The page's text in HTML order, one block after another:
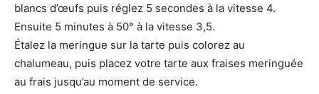
blancs d’œufs puis réglez 5 secondes à la vitesse 4.
Ensuite 5 minutes à 50° à la vitesse 3,5.
Étalez la meringue sur la tarte puis colorez au
chalumeau, puis placez votre tarte aux fraises meringuée
au frais jusqu’au moment de service.